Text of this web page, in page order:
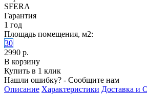
SFERA
Гарантия
1 год
Площадь помещения, м2:
30
2990 р.
В корзину
Купить в 1 клик
Нашли ошибку? - Сообщите нам
Описание Характеристики Доставка и